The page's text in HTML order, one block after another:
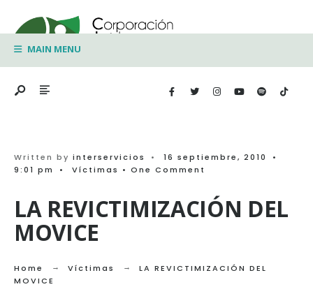
to
contentMAIN MENU
Written by interservicios • 16 septiembre, 2010
•
9:01 pm
• Víctimas • One Comment
LA REVICTIMIZACIÓN DEL
MOVICE
Home Víctimas
LA REVICTIMIZACIÓN DEL
MOVICE
for: